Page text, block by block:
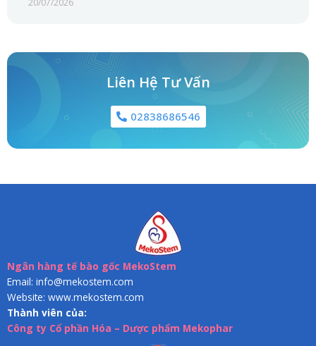
20/07/2026
Liên Hệ Tư Vấn
02838686546
Ngân hàng tế bào gốc MekoStem
Email: info@mekostem.com
Website: www.mekostem.com
Thành viên của:
Công ty Cổ phần Hóa – Dược phẩm Mekophar